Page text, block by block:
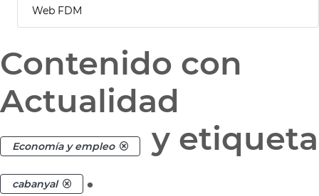
Web FDM
Contenido con
Actualidad
Economía y empleo y etiqueta
cabanyal .